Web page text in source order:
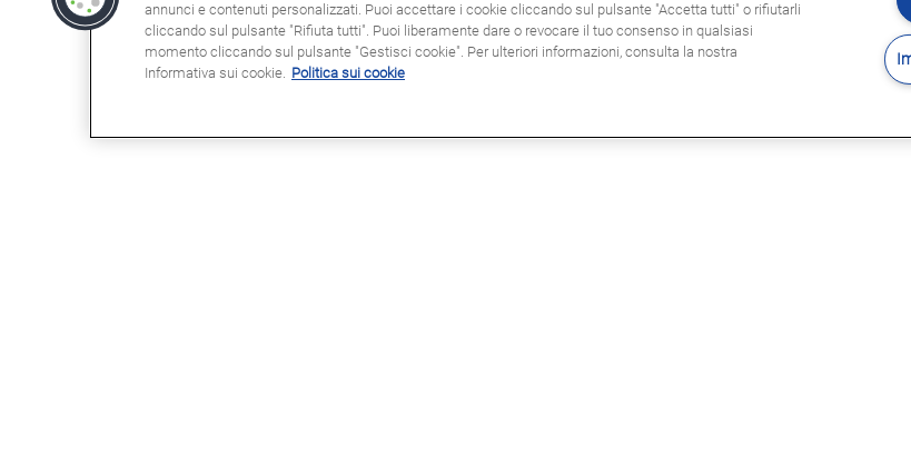
annunci e contenuti personalizzati. Puoi accettare i cookie cliccando sul pulsante "Accetta tutti" o rifiutarli
cliccando sul pulsante "Rifiuta tutti". Puoi liberamente dare o revocare il tuo consenso in qualsiasi
momento cliccando sul pulsante "Gestisci cookie". Per ulteriori informazioni, consulta la nostra
Informativa sui cookie. Politica sui cookie